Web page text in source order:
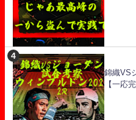
錦織VS
【一応完